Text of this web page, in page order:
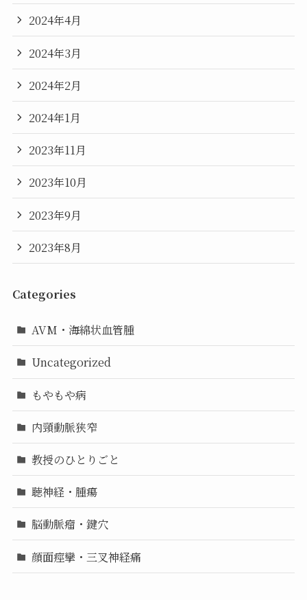
2024年4月
2024年3月
2024年2月
2024年1月
2023年11月
2023年10月
2023年9月
2023年8月
Categories
AVM・海綿状血管腫
Uncategorized
もやもや病
内頸動脈狭窄
教授のひとりごと
聴神経・腫瘍
脳動脈瘤・鍵穴
顔面痙攣・三叉神経痛